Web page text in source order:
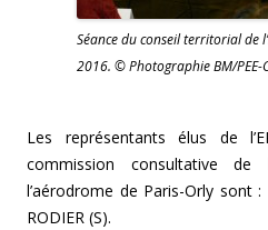
Séance du conseil territorial de
2016. © Photographie BM/PEE-
Les représentants élus de
commission consultative de
l’aérodrome de Paris-Orly sont :
RODIER (S).